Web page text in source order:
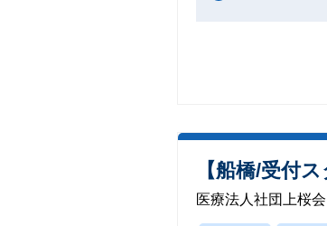
【船橋/受付
医療法人社団上桜会